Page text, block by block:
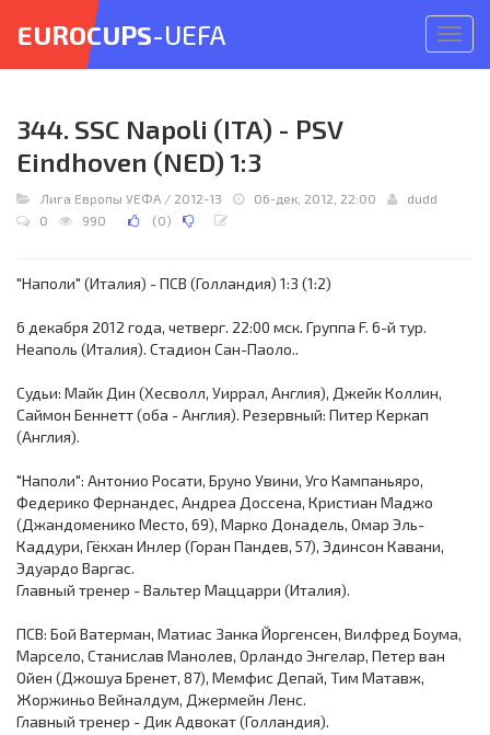
меню
EUROCUPS-UEFA
344. SSC Napoli (ITA) - PSV
Eindhoven (NED) 1:3
Лига Европы УЕФА / 2012-13 06-дек, 2012, 22:00
dudd
0
990 (0)
"Наполи" (Италия) - ПСВ (Голландия) 1:3 (1:2)
6 декабря 2012 года, четверг. 22:00 мск. Группа F. 6-й тур.
Неаполь (Италия). Стадион Сан-Паоло..
Судьи: Майк Дин (Хесволл, Уиррал, Англия), Джейк Коллин,
Саймон Беннетт (оба - Англия). Резервный: Питер Керкап
(Англия).
"Наполи": Антонио Росати, Бруно Увини, Уго Кампаньяро,
Федерико Фернандес, Андреа Доссена, Кристиан Маджо
(Джандоменико Место, 69), Марко Донадель, Омар Эль-
Каддури, Гёкхан Инлер (Горан Пандев, 57), Эдинсон Кавани,
Эдуардо Варгас.
Главный тренер - Вальтер Маццарри (Италия).
ПСВ: Бой Ватерман, Матиас Занка Йоргенсен, Вилфред Боума,
Марсело, Станислав Манолев, Орландо Энгелар, Петер ван
Ойен (Джошуа Бренет, 87), Мемфис Депай, Тим Матавж,
Жоржиньо Вейналдум, Джермейн Ленс.
Главный тренер - Дик Адвокат (Голландия).